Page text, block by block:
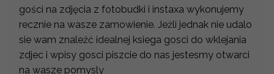
gości na zdjęcia z fotobudki i instaxa wykonujemy
recznie na wasze zamowienie. Jeżli jednak nie udalo
sie wam znaleźć idealnej ksiega gosci do wklejania
zdjec i wpisy gosci piszcie do nas jestesmy otwarci
na wasze pomysly